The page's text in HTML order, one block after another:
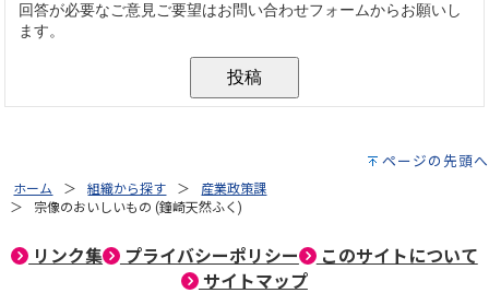
ページの先頭へ
ホーム 組織から探す
産業政策課
宗像のおいしいもの (鐘崎天然ふく)
リンク集 プライバシーポリシー
このサイトについて
サイトマップ